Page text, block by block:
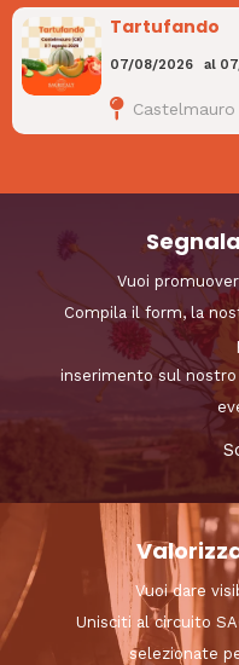
Tartufando
07/08/2026 al
Castelmauro
Vuoi
Compila il form, la
inserimento sul
Vuoi dare
Unisciti al circuito
selezionate